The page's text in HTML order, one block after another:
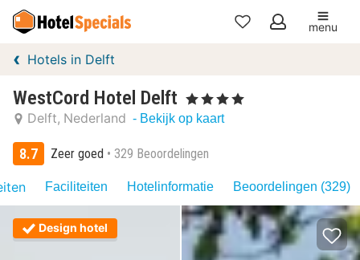
Mijn
menu
Hotels in Delft
WestCord Hotel Delft , 4 Sterren
Delft Nederland - Bekijk op kaart
8.7 Zeer goed 329 Beoordelingen
Faciliteiten Hotelinformatie Beoordelingen (329)
Design hotel